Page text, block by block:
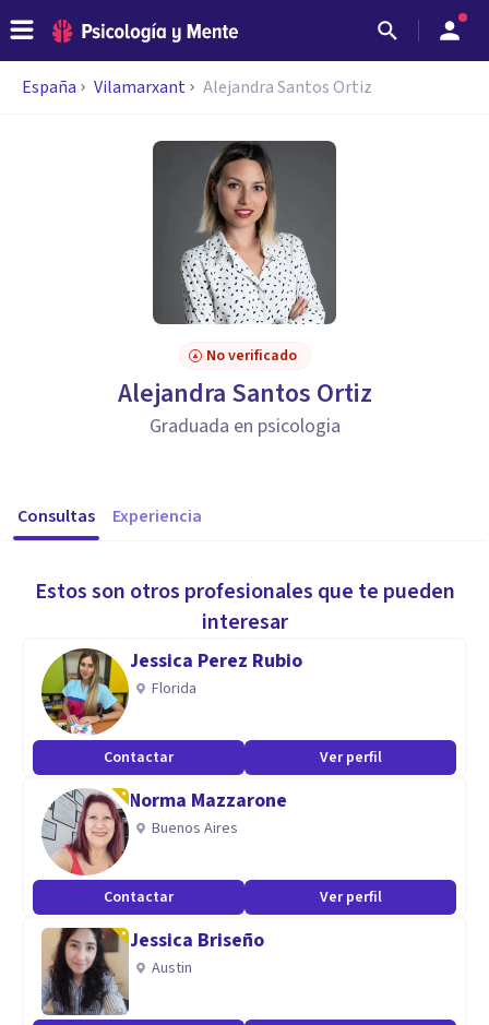
España Vilamarxant Alejandra Santos Ortiz
No verificado
Alejandra Santos Ortiz
Graduada en psicologia
Consultas Experiencia
Estos son otros profesionales que te pueden
interesar
Jessica Perez Rubio
Florida
Contactar Ver perfil
Norma Mazzarone
Buenos Aires
Contactar Ver perfil
Jessica Briseño
Austin